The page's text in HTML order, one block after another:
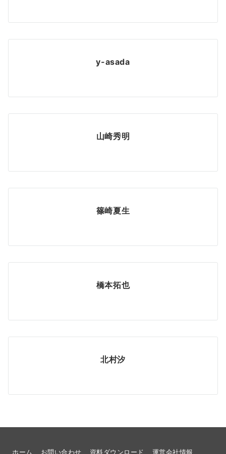
y-asada
山崎秀明
篠崎夏生
橋本拓也
北村汐
ホーム お問い合わせ 資料ダウンロード 運営会社情報